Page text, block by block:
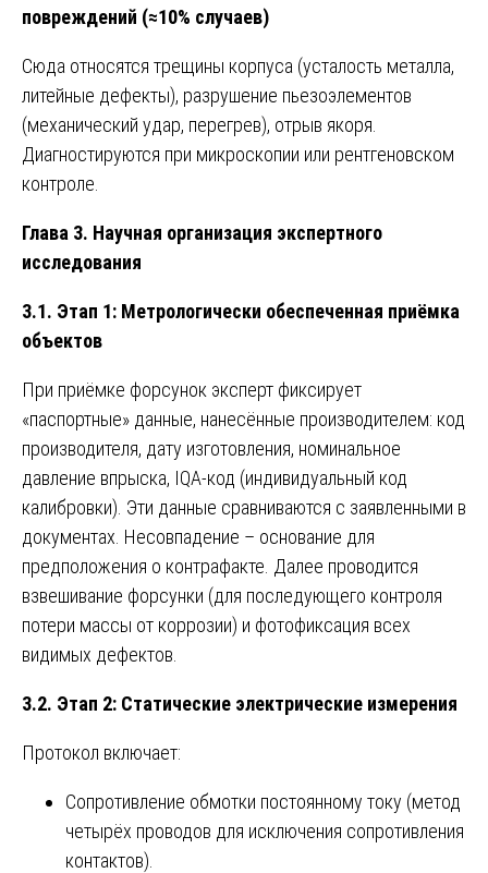
повреждений (≈10% случаев)
Сюда относятся трещины корпуса (усталость металла,
литейные дефекты), разрушение пьезоэлементов
(механический удар, перегрев), отрыв якоря.
Диагностируются при микроскопии или рентгеновском
контроле.
Глава 3. Научная организация экспертного
исследования
3.1. Этап 1: Метрологически обеспеченная приёмка
объектов
При приёмке форсунок эксперт фиксирует
«паспортные» данные, нанесённые производителем: код
производителя, дату изготовления, номинальное
давление впрыска, IQA-код (индивидуальный код
калибровки). Эти данные сравниваются с заявленными в
документах. Несовпадение – основание для
предположения о контрафакте. Далее проводится
взвешивание форсунки (для последующего контроля
потери массы от коррозии) и фотофиксация всех
видимых дефектов.
3.2. Этап 2: Статические электрические измерения
Протокол включает:
Сопротивление обмотки постоянному току (метод
четырёх проводов для исключения сопротивления
контактов).